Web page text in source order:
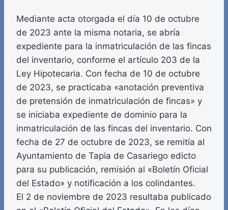
Mediante acta otorgada el día 10 de octubre
de 2023 ante la misma notaria, se abría
expediente para la inmatriculación de las fincas
del inventario, conforme el artículo 203 de la
Ley Hipotecaria. Con fecha de 10 de octubre
de 2023, se practicaba «anotación preventiva
de pretensión de inmatriculación de fincas» y
se iniciaba expediente de dominio para la
inmatriculación de las fincas del inventario. Con
fecha de 27 de octubre de 2023, se remitía al
Ayuntamiento de Tapia de Casariego edicto
para su publicación, remisión al «Boletín Oficial
del Estado» y notificación a los colindantes.
El 2 de noviembre de 2023 resultaba publicado